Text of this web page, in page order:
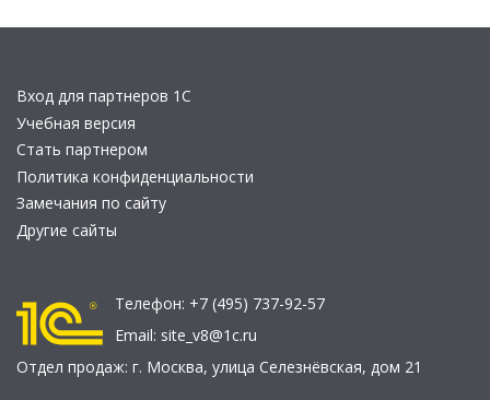
Вход для партнеров 1С
Учебная версия
Стать партнером
Политика конфиденциальности
Замечания по сайту
Другие сайты
Телефон: +7 (495) 737-92-57
Email: site_v8@1c.ru
Отдел продаж: г. Москва, улица Селезнёвская, дом 21